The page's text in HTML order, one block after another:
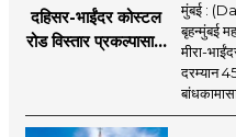
दहिसर-भाईंदर कोस्टल
रोड विस्तार प्रकल्पासाठी
मंजुरीची प्रतीक्षा
मुंबई :
बृहन्मुंबई
मीरा-
दरम्यान